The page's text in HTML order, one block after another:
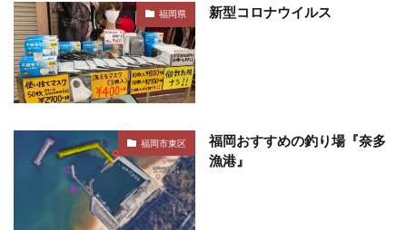
福岡県 新型コロナウイルス
福岡市東区
福岡おすすめの釣り場『奈多
漁港』